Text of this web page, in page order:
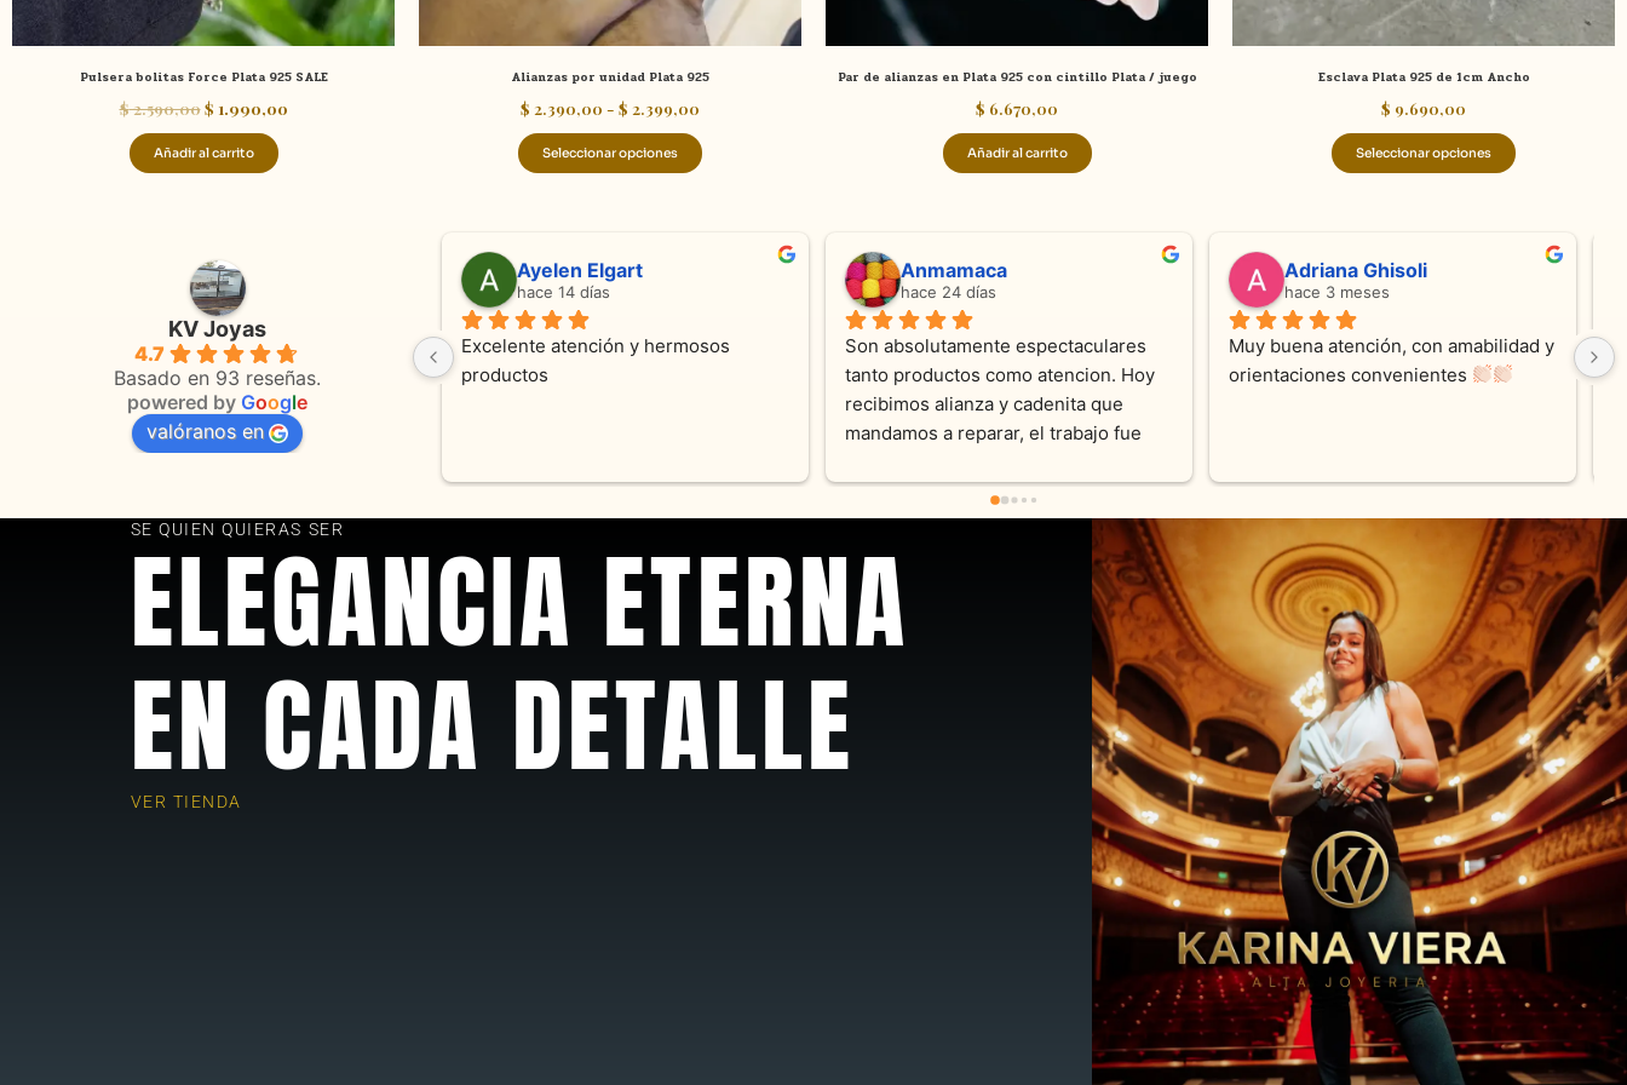
Pulsera bolitas Force Plata 925 SALE
$2.590,00$ 1.990,00
Añadir al carrito
Alianzas por unidad Plata 925
$ 2.390,00 - $ 2.399,00
Seleccionar opciones
página
de
producto
Par de alianzas en Plata 925 con cintillo Plata / juego
$ 6.670,00
Añadir al carrito
Esclava Plata 925 de 1cm Ancho
$ 9.690,00
Seleccionar opciones
de
producto
KV Joyas
4.7
Basado en 93 reseñas.
powered by Google
valóranos en
Ayelen Elgart
hace 14 días
Excelente atención y hermosos
productos
Anmamaca
hace 24 días
Son absolutamente espectaculares
tanto productos como atencion. Hoy
recibimos alianza y cadenita que
mandamos a reparar, el trabajo fue
encantados! Muchas gracias KV joyas
Adriana Ghisoli
hace 3 meses
Muy buena atención, con amabilidad y
orientaciones convenientes
Sandra
Excelente
en todo
SE QUIEN QUIERAS SER
ELEGANCIA ETERNA
EN CADA DETALLE
VER TIENDA